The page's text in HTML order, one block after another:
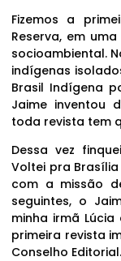
Fizemos a
Reserva, em
socioambiental.
indígenas
Brasil Indígena
Jaime inventou
toda revista tem
Dessa vez
Voltei pra
com a missão
seguintes, o
minha irmã
primeira revista
Conselho Editorial.